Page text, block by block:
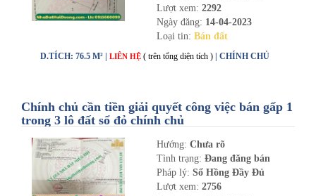
Lượt xem: 2292
Ngày đăng: 14-04-2023
Loại tin: Bán đất
D.TÍCH: 76.5 M² | LIÊN HỆ ( trên tổng diện tích ) | CHÍNH CHỦ
Chính chủ cần tiền giải quyết công việc bán gấp 1
trong 3 lô đất sổ đỏ chính chủ
Hướng: Chưa rõ
Tình trạng: Đang đăng bán
Pháp lý: Sổ Hồng Đầy Đủ
Lượt xem: 2756